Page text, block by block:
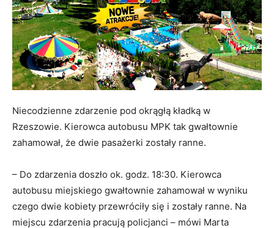
Niecodzienne zdarzenie pod okrągłą kładką w
Rzeszowie. Kierowca autobusu MPK tak gwałtownie
zahamował, że dwie pasażerki zostały ranne.
– Do zdarzenia doszło ok. godz. 18:30. Kierowca
autobusu miejskiego gwałtownie zahamował w wyniku
czego dwie kobiety przewróciły się i zostały ranne. Na
miejscu zdarzenia pracują policjanci – mówi Marta